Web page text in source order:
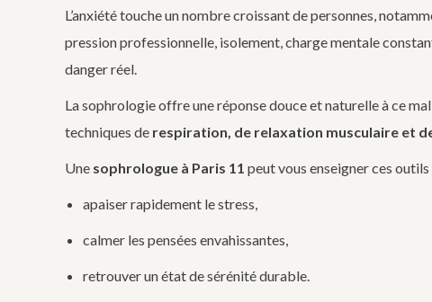
L’anxiété touche un nombre croissant de personnes,
pression professionnelle, isolement, charge mentale
danger réel.
La sophrologie offre une réponse douce et naturelle à ce
techniques de respiration, de relaxation musculaire et
Une sophrologue à Paris 11 peut vous enseigner ces outils
apaiser rapidement le stress,
calmer les pensées envahissantes,
retrouver un état de sérénité durable.